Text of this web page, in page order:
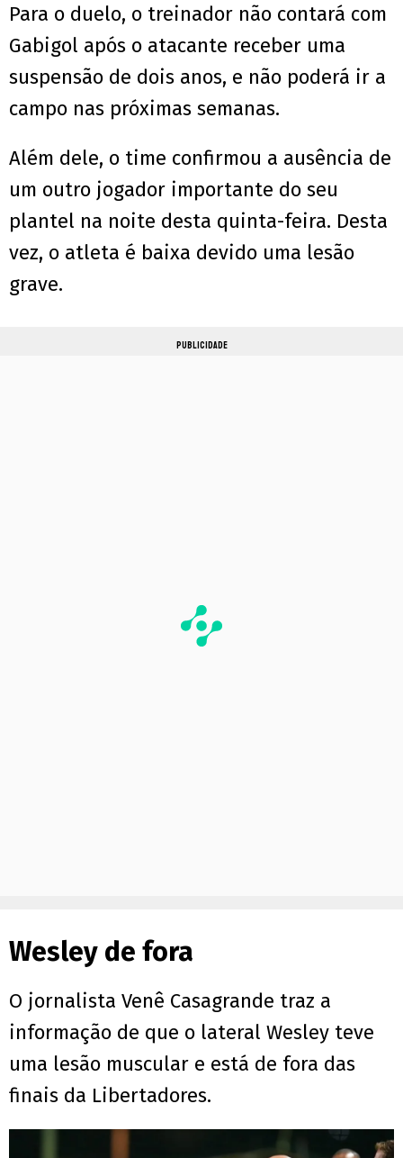
Para o duelo, o treinador não contará com
Gabigol após o atacante receber uma
suspensão de dois anos, e não poderá ir a
campo nas próximas semanas.
Além dele, o time confirmou a ausência de
um outro jogador importante do seu
plantel na noite desta quinta-feira. Desta
vez, o atleta é baixa devido uma lesão
grave.
PUBLICIDADE
Wesley de fora
O jornalista Venê Casagrande traz a
informação de que o lateral Wesley teve
uma lesão muscular e está de fora das
finais da Libertadores.